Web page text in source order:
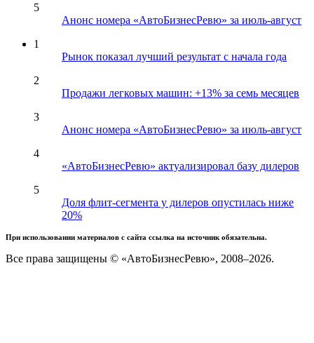
5
Анонс номера «АвтоБизнесРевю» за июль-август
1
Рынок показал лучший результат с начала года
2
Продажи легковых машин: +13% за семь месяцев
3
Анонс номера «АвтоБизнесРевю» за июль-август
4
«АвтоБизнесРевю» актуализировал базу дилеров
5
Доля флит-сегмента у дилеров опустилась ниже
20%
При использовании материалов с сайта ссылка на источник обязательна.
Все права защищены © «АвтоБизнесРевю», 2008–2026.